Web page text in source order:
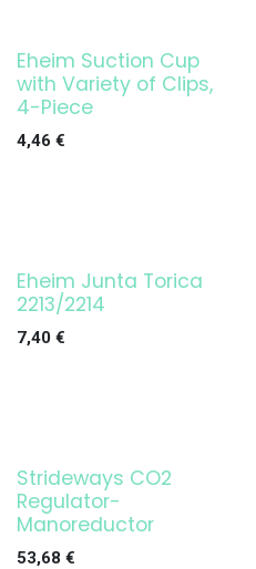
¡OFERTA!
Eheim Suction Cup
with Variety of Clips,
4-Piece
4,46 €
Eheim Junta Torica
2213/2214
7,40 €
Strideways CO2
Regulator-
Manoreductor
53,68 €